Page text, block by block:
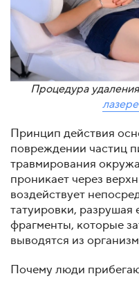
Процедура
Принцип действия
повреждении частиц
травмирования
проникает через
воздействует
татуировки, разрушая
фрагменты, которые
выводятся из
Почему люди